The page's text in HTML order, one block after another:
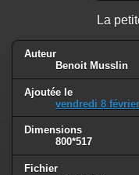
La
Auteur
Benoit Musslin
Ajoutée le
vendredi 8
Dimensions
800*517
Fichier